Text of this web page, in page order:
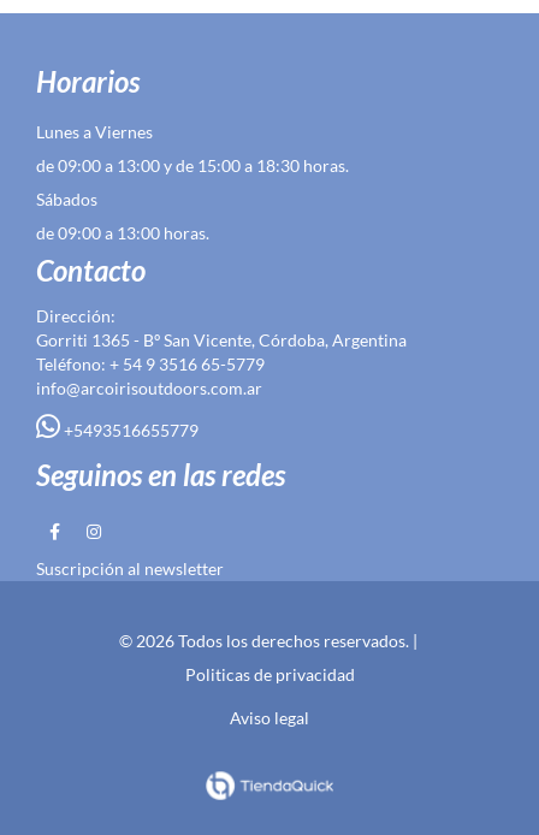
Horarios
Lunes a Viernes
de 09:00 a 13:00 y de 15:00 a 18:30 horas.
Sábados
de 09:00 a 13:00 horas.
Contacto
Dirección:
Gorriti 1365 - Bº San Vicente, Córdoba, Argentina
Teléfono: + 54 9 3516 65-5779
info@arcoirisoutdoors.com.ar
+5493516655779
Seguinos en las redes
Suscripción al newsletter
© 2026 Todos los derechos reservados. |
Politicas de privacidad
Aviso legal